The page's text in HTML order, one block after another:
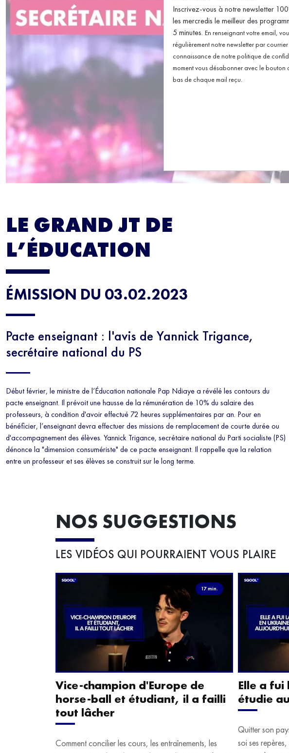
LE GRAND JT DE
L’ÉDUCATION
ÉMISSION DU 03.02.2023
Pacte enseignant : l'avis de Yannick Trigance,
secrétaire national du PS
Début février, le ministre de l’Éducation nationale Pap Ndiaye a révélé les contours du
pacte enseignant. Il prévoit une hausse de la rémunération de 10% du salaire des
professeurs, à condition d'avoir effectué 72 heures supplémentaires par an. Pour en
bénéficier, l’enseignant devra effectuer des missions de remplacement de courte durée ou
d'accompagnement des élèves. Yannick Trigance, secrétaire national du Parti socialiste (PS)
dénonce la "dimension consumériste" de ce pacte enseignant. Il rappelle que la relation
entre un professeur et ses élèves se construit sur le long terme.
NOS SUGGESTIONS
LES VIDÉOS QUI POURRAIENT VOUS PLAIRE
17 min.
Vice-champion d'Europe de
horse-ball et étudiant, il a failli
tout lâcher
Comment concilier les cours, les entraînements, les
Elle a
étudie
Quitter son
soi ses
Inscrivez-vous à notre newsletter
les mercredis le meilleur des
5 minutes. En renseignant votre email,
régulièrement notre newsletter par
connaissance de notre politique de
moment vous désabonner avec le bouton
bas de chaque mail reçu.